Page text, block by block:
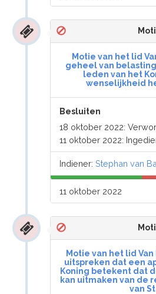
Motie van het lid
geheel van
leden van het
wenselijkheid
Besluiten
18 oktober 2022:
11 oktober 2022:
Indiener:Stephan van
11 oktober 2022
Motie van het lid
uitspreken dat een
Koning betekent dat
kan uitmaken van de
van